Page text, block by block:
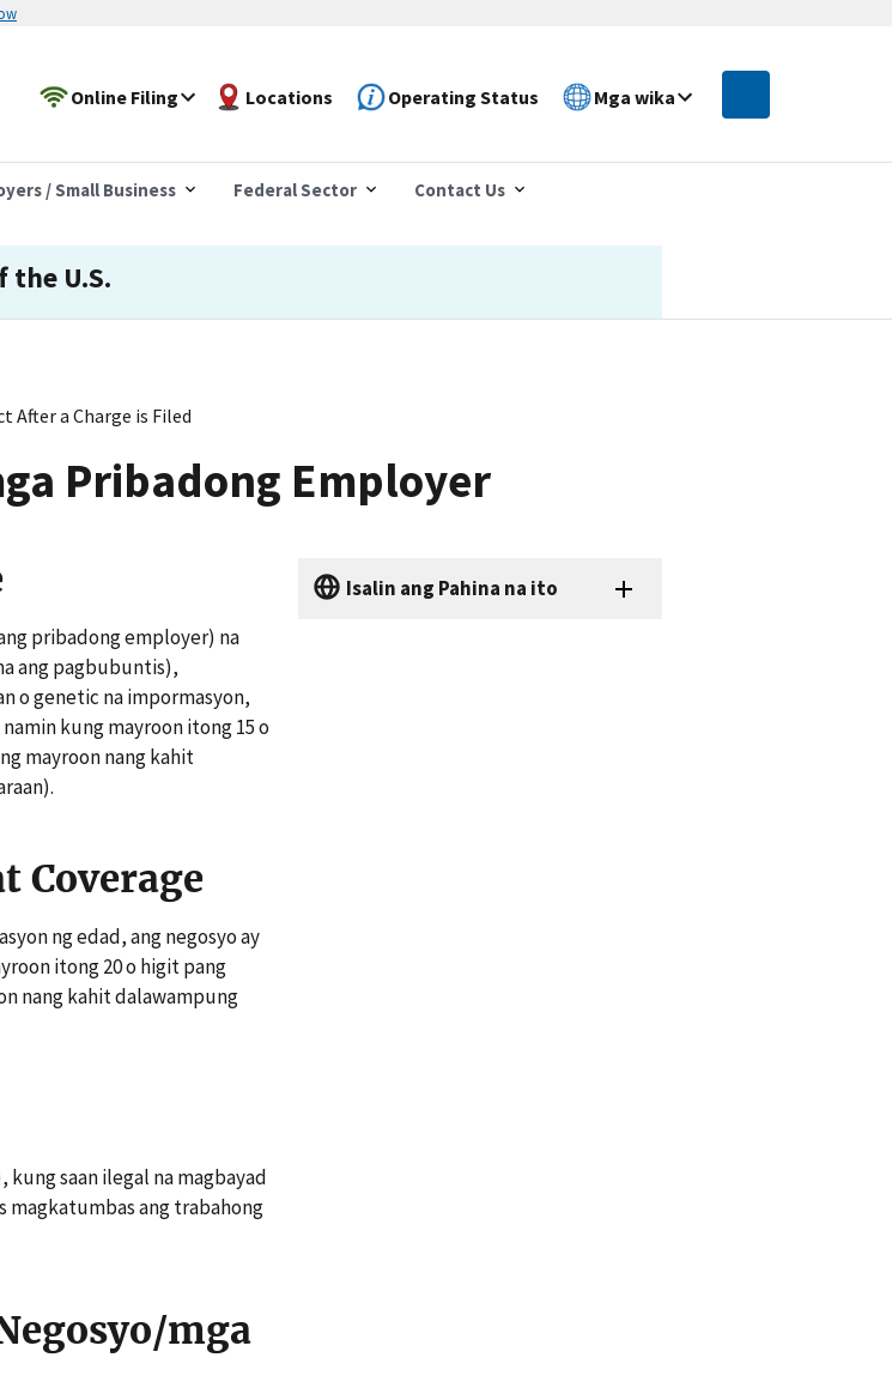
Online Filing Locations Operating Status Mga wika
/ Small Business Federal Sector Contact Us
the U.S.
After a Charge is Filed
Pribadong Employer
pribadong employer) na
ang pagbubuntis),
o genetic na impormasyon,
kung mayroon itong 15 o
mayroon nang kahit
Coverage
ng edad, ang negosyo ay
itong 20 o higit pang
nang kahit dalawampung
kung saan ilegal na magbayad
magkatumbas ang trabahong
mga
Isalin ang Pahina na ito